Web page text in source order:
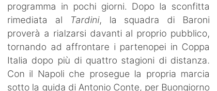
programma in pochi giorni. Dopo la sconfitta
rimediata al
Tardini, la squadra di Baroni
proverà a rialzarsi davanti al proprio pubblico,
tornando ad affrontare i partenopei in Coppa
Italia dopo più di quattro stagioni di distanza.
Con il Napoli che prosegue la propria marcia
sotto la guida di Antonio Conte, per Buongiorno